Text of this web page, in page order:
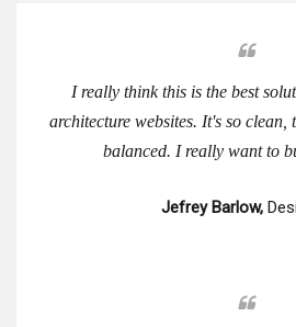
I really think this is the best
architecture websites. It's so
balanced. I really want to
Jefrey Barlow,